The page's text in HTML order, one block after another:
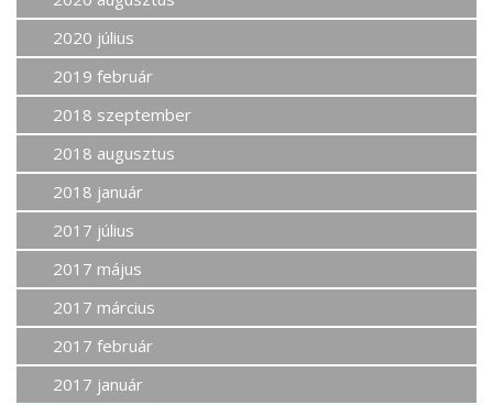
2020 július
2019 február
2018 szeptember
2018 augusztus
2018 január
2017 július
2017 május
2017 március
2017 február
2017 január